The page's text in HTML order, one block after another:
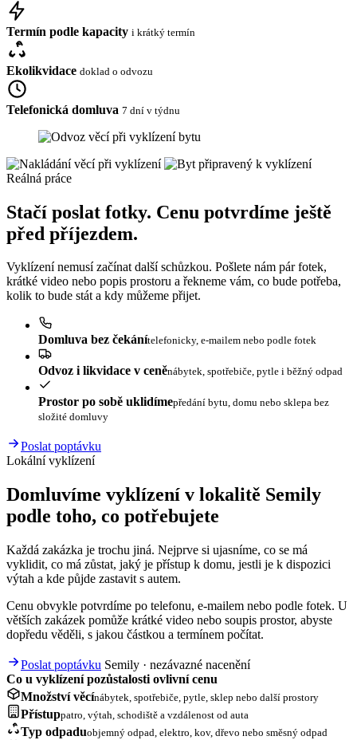
Termín podle kapacity i krátký termín
Ekolikvidace doklad o odvozu
Telefonická domluva 7 dní v týdnu
Reálná práce
Stačí poslat fotky. Cenu potvrdíme ještě
před příjezdem.
Vyklízení nemusí začínat další schůzkou. Pošlete nám pár fotek,
krátké video nebo popis prostoru a řekneme vám, co bude potřeba,
kolik to bude stát a kdy můžeme přijet.
Domluva bez čekánítelefonicky, e-mailem nebo podle fotek
Odvoz i likvidace v ceněnábytek, spotřebiče, pytle i běžný odpad
Prostor po sobě uklidímepředání bytu, domu nebo sklepa bez
složité domluvy
Poslat poptávku
Lokální vyklízení
Domluvíme vyklízení v lokalitě Semily
podle toho, co potřebujete
Každá zakázka je trochu jiná. Nejprve si ujasníme, co se má
vyklidit, co má zůstat, jaký je přístup k domu, jestli je k dispozici
výtah a kde půjde zastavit s autem.
Cenu obvykle potvrdíme po telefonu, e-mailem nebo podle fotek. U
větších zakázek pomůže krátké video nebo soupis prostor, abyste
dopředu věděli, s jakou částkou a termínem počítat.
Poslat poptávku Semily · nezávazné nacenění
Co u vyklízení pozůstalosti ovlivní cenu
Množství věcínábytek, spotřebiče, pytle, sklep nebo další prostory
Přístuppatro, výtah, schodiště a vzdálenost od auta
Typ odpaduobjemný odpad, elektro, kov, dřevo nebo směsný odpad